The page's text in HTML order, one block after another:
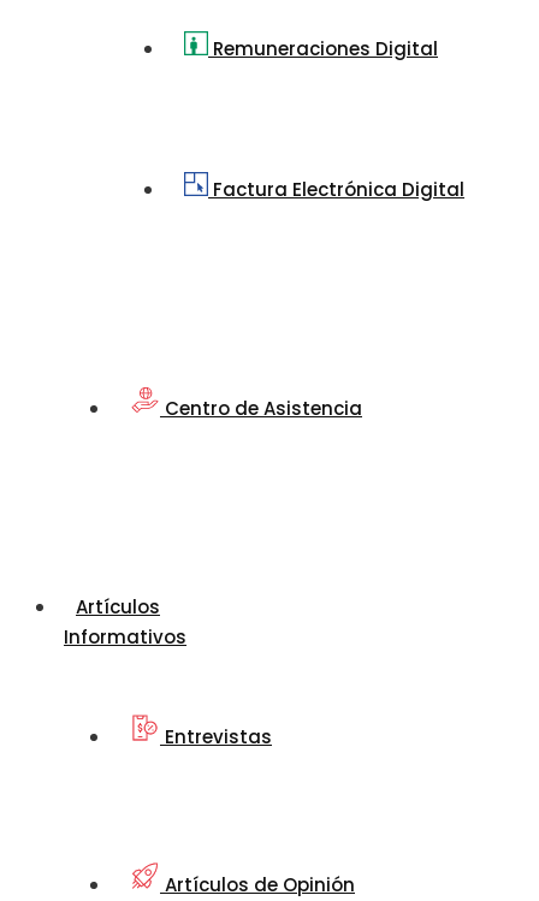
Remuneraciones Digital
Factura Electrónica Digital
Centro de Asistencia
Artículos
Informativos
Entrevistas
Artículos de Opinión